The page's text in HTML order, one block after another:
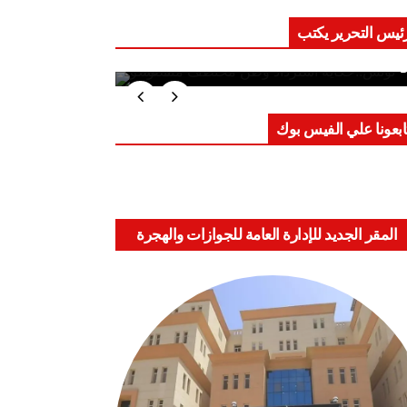
التحرير يكتب
على العقول.. حادثة دمياط تكشف
علي الفيس بوك
المقر الجديد للإدارة العامة للجوازات والهجرة